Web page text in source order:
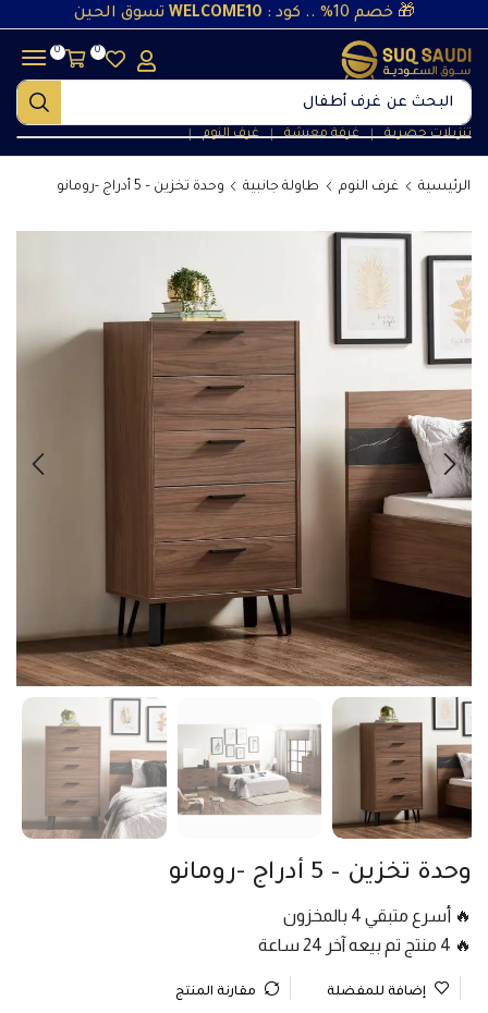
🎁 خصم 10% .. كود : WELCOME10 تسوق الحين
البحث عن غرف نوم
تنزيلات حصرية ❘ غرفة معيشة ❘ غرف النوم ❘
0
0
الرئيسية غرف النوم طاولة جانبية وحدة تخزين – 5 أدراج -رومانو
وحدة تخزين – 5 أدراج -رومانو
🔥 أسرع متبقي 4 بالمخزون
🔥 4 منتج تم بيعه آخر 24 ساعة
إضافة للمفضلة مقارنة المنتج